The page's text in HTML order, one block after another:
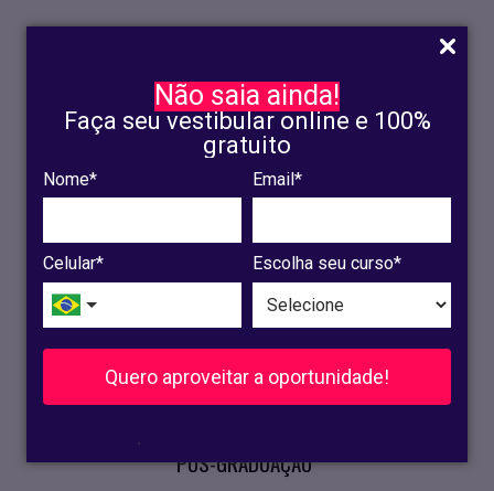
Não saia ainda!
Faça seu vestibular online e 100%
gratuito
Nome* Email*
Celular* Escolha seu curso*
Quero aproveitar a oportunidade!
.
INSCRIÇÃO
OLINDA
RECIFE
VESTIBULAR
CURSOS PRESENCIAIS
PÓS-GRADUAÇÃO